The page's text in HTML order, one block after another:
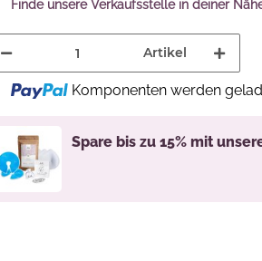
Finde unsere Verkaufsstelle in deiner
Artikel
Komponenten werden
Spare bis zu 15% mit